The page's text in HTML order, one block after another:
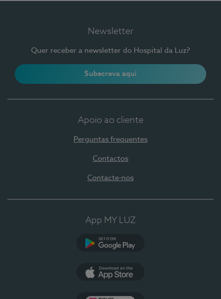
Newsletter
Quer receber a newsletter do Hospital da Luz?
Subscreva aqui
Apoio ao cliente
Perguntas frequentes
Contactos
Contacte-nos
App MY LUZ